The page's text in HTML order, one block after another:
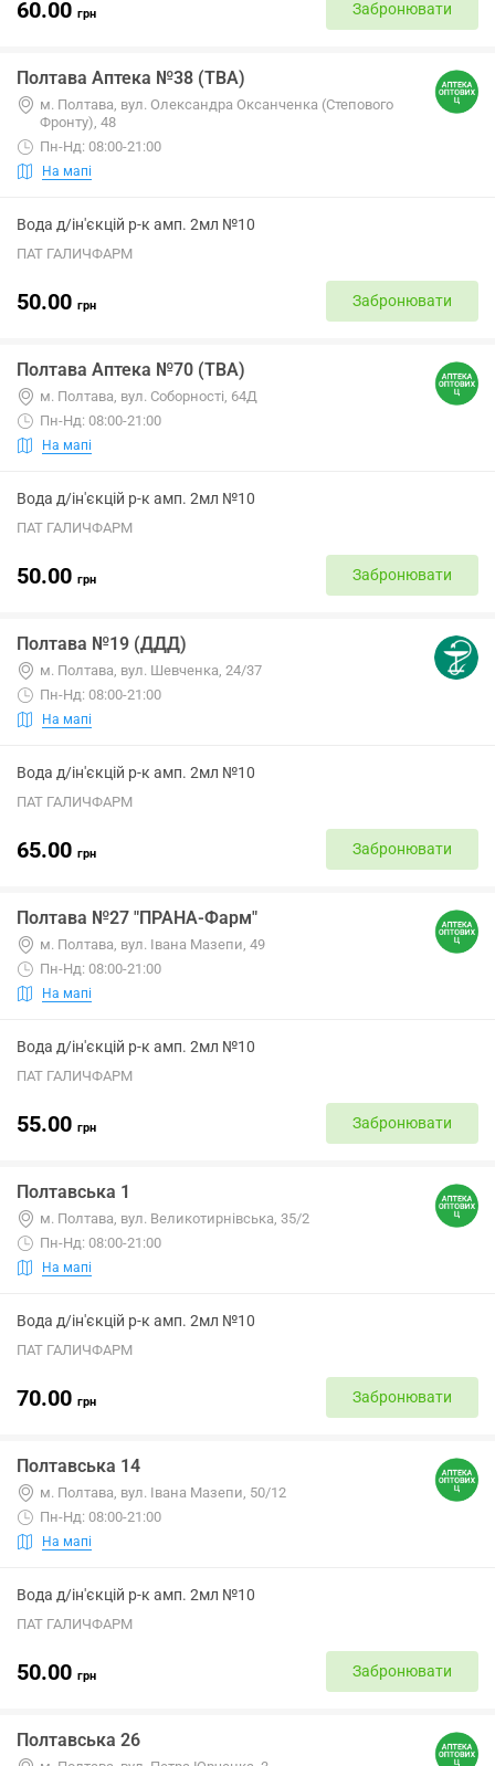
60.00 грн Забронювати
Полтава Аптека №38 (ТВА)
м. Полтава, вул. Олександра Оксанченка (Степового
Фронту), 48
Пн-Нд: 08:00-21:00
На мапі
Вода д/ін'єкцій р-к амп. 2мл №10
ПАТ ГАЛИЧФАРМ
50.00 грн Забронювати
Полтава Аптека №70 (ТВА)
м. Полтава, вул. Соборності, 64Д
Пн-Нд: 08:00-21:00
На мапі
Вода д/ін'єкцій р-к амп. 2мл №10
ПАТ ГАЛИЧФАРМ
50.00 грн Забронювати
Полтава №19 (ДДД)
м. Полтава, вул. Шевченка, 24/37
Пн-Нд: 08:00-21:00
На мапі
Вода д/ін'єкцій р-к амп. 2мл №10
ПАТ ГАЛИЧФАРМ
65.00 грн Забронювати
Полтава №27 "ПРАНА-Фарм"
м. Полтава, вул. Івана Мазепи, 49
Пн-Нд: 08:00-21:00
На мапі
Вода д/ін'єкцій р-к амп. 2мл №10
ПАТ ГАЛИЧФАРМ
55.00 грн Забронювати
Полтавська 1
м. Полтава, вул. Великотирнівська, 35/2
Пн-Нд: 08:00-21:00
На мапі
Вода д/ін'єкцій р-к амп. 2мл №10
ПАТ ГАЛИЧФАРМ
70.00 грн Забронювати
Полтавська 14
м. Полтава, вул. Івана Мазепи, 50/12
Пн-Нд: 08:00-21:00
На мапі
Вода д/ін'єкцій р-к амп. 2мл №10
ПАТ ГАЛИЧФАРМ
50.00 грн Забронювати
Полтавська 26